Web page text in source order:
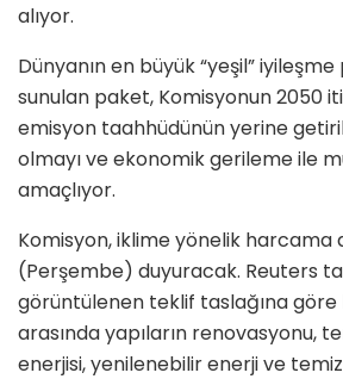
alıyor.
Dünyanın en büyük “yeşil”
sunulan paket, Komisyonun 2050
emisyon taahhüdünün yerine
olmayı ve ekonomik gerileme ile
amaçlıyor.
Komisyon, iklime yönelik harcama
(Perşembe) duyuracak. Reuters
görüntülenen teklif taslağına
arasında yapıların renovasyonu,
enerjisi, yenilenebilir enerji ve temiz